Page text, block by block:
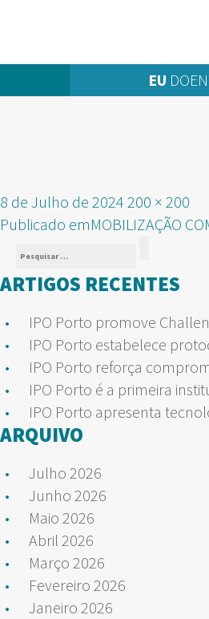
EU
Publicado
em
8 de Julho de 2024 Tamanho
real
200 × 200
NAVEGAÇÃO
DE
ARTIGOS
Publicado emMOBILIZAÇÃO
Pesquisar
por:
ARTIGOS RECENTES
IPO Porto promove
IPO Porto estabelece
IPO Porto reforça
IPO Porto é a primeira
IPO Porto apresenta
ARQUIVO
Julho 2026
Junho 2026
Maio 2026
Abril 2026
Março 2026
Fevereiro 2026
Janeiro 2026